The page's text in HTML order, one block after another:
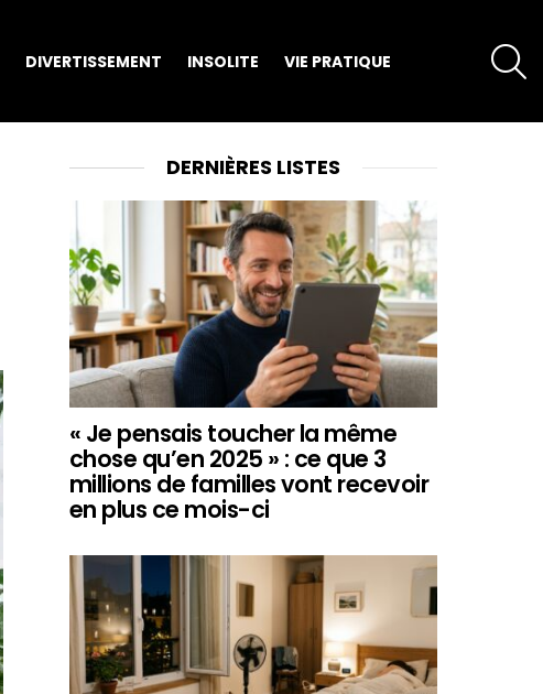
DIVERTISSEMENT INSOLITE VIE PRATIQUE
DERNIÈRES LISTES
« Je pensais toucher la même
chose qu’en 2025 » : ce que 3
millions de familles vont recevoir
en plus ce mois-ci